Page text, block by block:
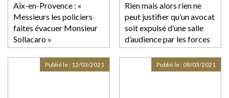
Aix-en-Provence : «
Messieurs les policiers
faites évacuer Monsieur
Sollacaro »
Rien mais alors rien ne
peut justifier qu’un avocat
soit expulsé d’une salle
d’audience par les forces
de l’ordre
Publié le : 12/03/2021 Publié le : 08/03/2021